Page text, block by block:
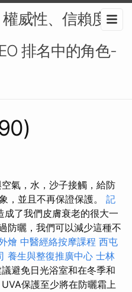
威性、信賴度、
排名中的角色-
氣，水，沙子接觸，給防
，並且不再保證保護。 記
成了我們皮膚衰老的很大一
防曬，我們可以減少這種不
燴 中醫經絡按摩課程 西屯
養生與整復推廣中心 士林
避免日光浴室和在冬季和
保護至少將在防曬霜上